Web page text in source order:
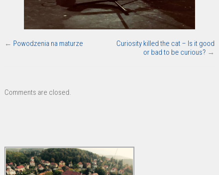
← Powodzenia na maturze
Curiosity killed the cat – Is it good
or bad to be curious? →
Comments are closed.